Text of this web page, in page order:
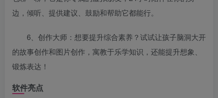
边，倾听、提供建议、鼓励和帮助它都能行。
6、创作大师：想要提升综合素养？试试让孩子脑洞大开
的故事创作和图片创作，寓教于乐学知识，还能提升想象、
锻炼表达！
软件亮点